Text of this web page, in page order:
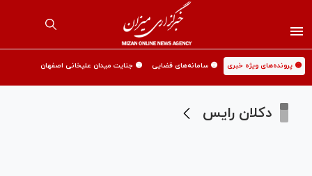
🟡 پرونده‌های ویژه خبری 🟡 سامانه‌های قضایی 🟡 جنایت میدان علیخانی اصفهان
دکلان رایس